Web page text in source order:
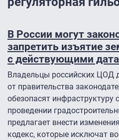
В России могут
запретить изъятие
с действующими
Владельцы российских ЦОД
от правительства
обезопасят инфраструктуру
проведении
предлагает внести
кодекс, которые исключат